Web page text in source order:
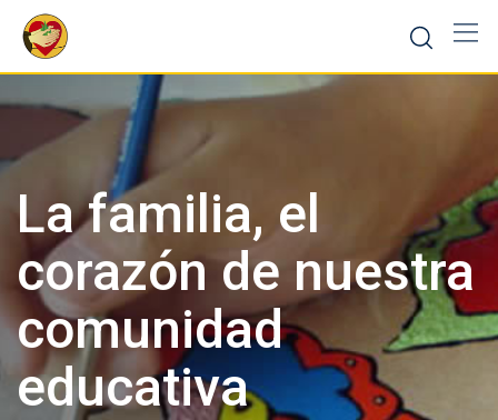
content
La familia, el
corazón de nuestra
comunidad
educativa